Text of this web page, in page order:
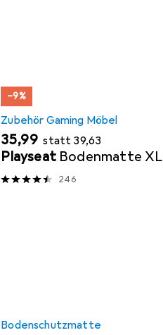
−9%
Zubehör Gaming Möbel
EUR
35,99 statt EUR
39,63
Playseat Bodenmatte XL
246
Bodenschutzmatte